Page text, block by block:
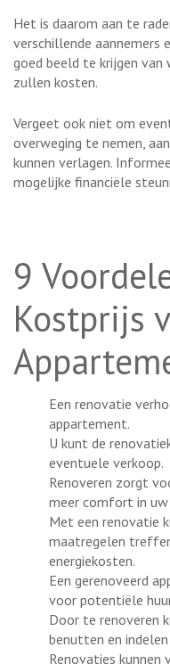
Het is daarom aan te
verschillende aannemers
goed beeld te krijgen
zullen kosten.
Vergeet ook niet om
overweging te nemen,
kunnen verlagen.
mogelijke financiële
9
Kostprijs
Een renovatie
appartement.
U kunt de
eventuele verkoop.
Renoveren zorgt
meer comfort in
Met een renovatie
maatregelen
energiekosten.
Een gerenoveerd
voor potentiële
Door te renoveren
benutten en
Renovaties kunnen